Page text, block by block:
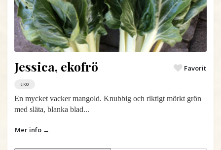
Jessica, ekofrö Favorit
EKO
En mycket vacker mangold. Knubbig och riktigt mörkt grön
med släta, blanka blad...
Mer info →